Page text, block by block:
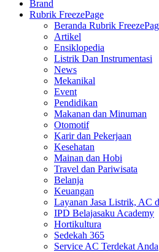
Brand
Rubrik FreezePage
Beranda Rubrik
Artikel
Ensiklopedia
Listrik Dan Instrumentasi
News
Mekanikal
Event
Pendidikan
Makanan dan Minuman
Otomotif
Karir dan Pekerjaan
Kesehatan
Mainan dan Hobi
Travel dan Pariwisata
Belanja
Keuangan
Layanan Jasa Listrik, AC
IPD Belajasaku Academy
Hortikultura
Sedekah 365
Service AC Terdekat Anda